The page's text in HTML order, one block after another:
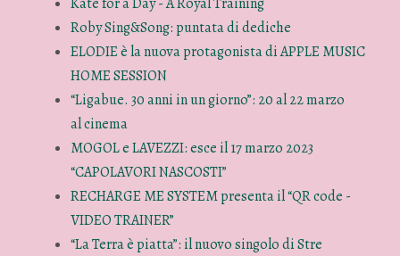
Roby Sing&Song: puntata di dediche
ELODIE è la nuova protagonista di APPLE MUSIC
HOME SESSION
“Ligabue. 30 anni in un giorno”: 20 al 22 marzo
al cinema
MOGOL e LAVEZZI: esce il 17 marzo 2023
“CAPOLAVORI NASCOSTI”
RECHARGE ME SYSTEM presenta il “QR code -
VIDEO TRAINER”
“La Terra è piatta”: il nuovo singolo di Stre